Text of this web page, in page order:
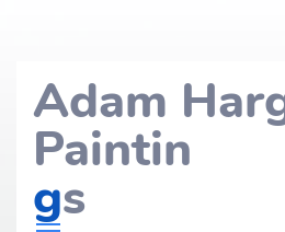
Adam
Paintin
gs